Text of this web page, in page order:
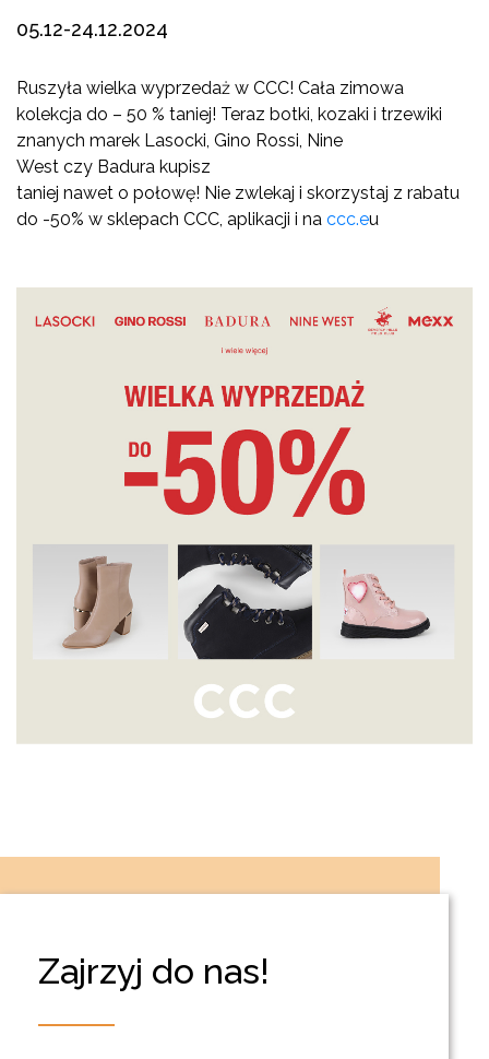
05.12-24.12.2024
Ruszyła wielka wyprzedaż w CCC! Cała zimowa
kolekcja do – 50 % taniej! Teraz botki, kozaki i trzewiki
znanych marek Lasocki, Gino Rossi, Nine
West czy Badura kupisz
taniej nawet o połowę! Nie zwlekaj i skorzystaj z rabatu
do -50% w sklepach CCC, aplikacji i na ccc.eu
Zajrzyj do nas!